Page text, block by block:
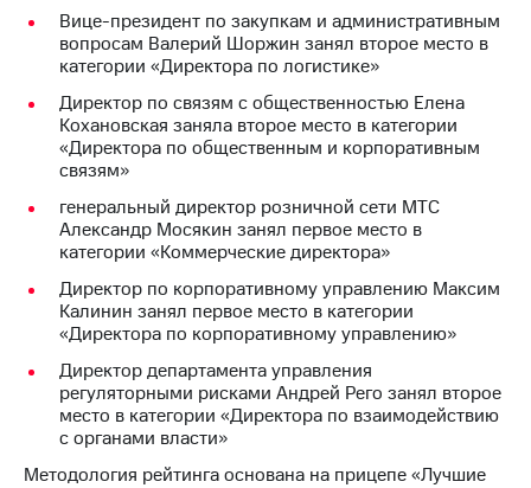
Вице-президент по закупкам и административным
вопросам Валерий Шоржин занял второе место в
категории «Директора по логистике»
Директор по связям с общественностью Елена
Кохановская заняла второе место в категории
«Директора по общественным и корпоративным
связям»
генеральный директор розничной сети МТС
Александр Мосякин занял первое место в
категории «Коммерческие директора»
Директор по корпоративному управлению Максим
Калинин занял первое место в категории
«Директора по корпоративному управлению»
Директор департамента управления
регуляторными рисками Андрей Рего занял второе
место в категории «Директора по взаимодействию
с органами власти»
Методология рейтинга основана на прицепе «Лучшие